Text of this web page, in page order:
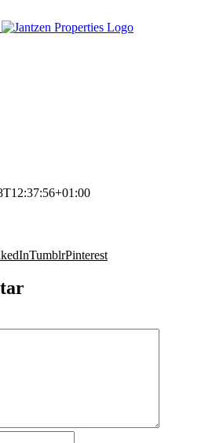
TumblrPinterest